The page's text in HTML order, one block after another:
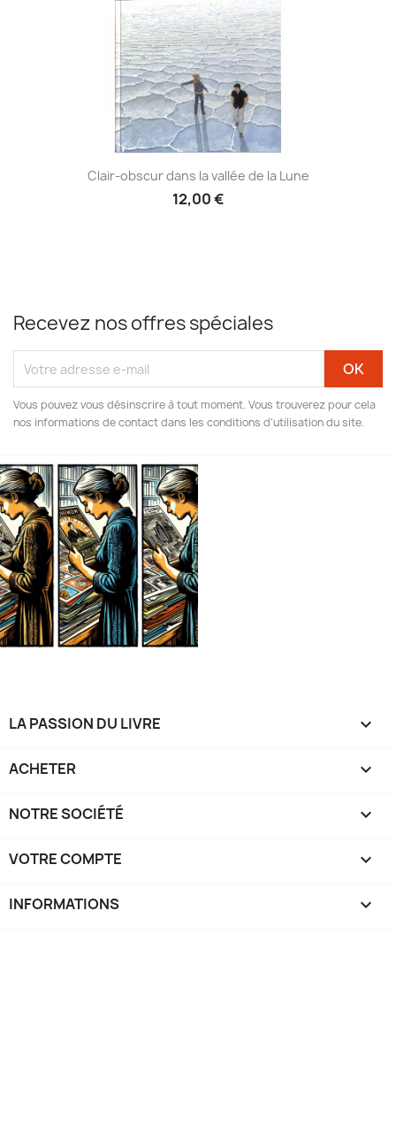
Clair-obscur dans la vallée de la Lune
12,00 €
Recevez nos offres spéciales
Vous pouvez vous désinscrire à tout moment. Vous trouverez pour cela
nos informations de contact dans les conditions d'utilisation du site.
LA PASSION DU LIVRE 
ACHETER 
NOTRE SOCIÉTÉ 
VOTRE COMPTE 
INFORMATIONS keyboard_arrow_down